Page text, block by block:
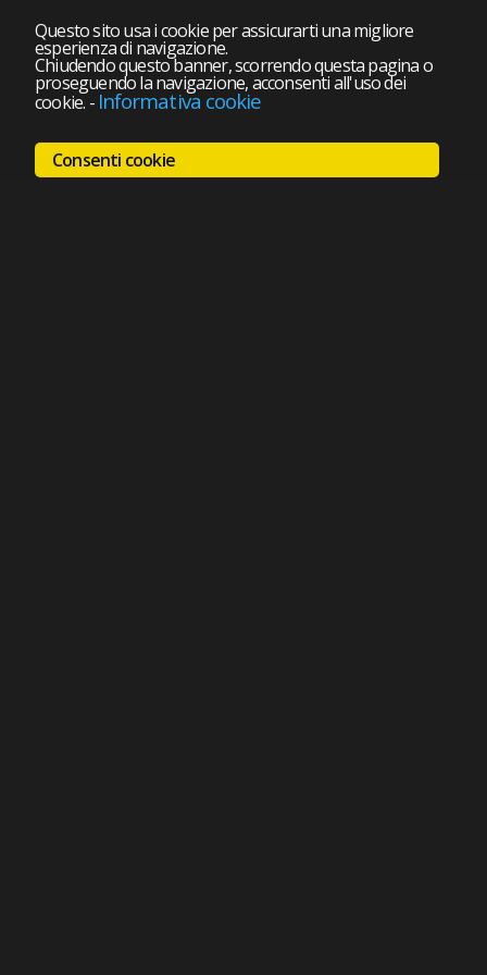
Questo sito usa i cookie per assicurarti una migliore
esperienza di navigazione.
Chiudendo questo banner, scorrendo questa pagina o
proseguendo la navigazione, acconsenti all'uso dei
cookie. - Informativa cookie
Consenti cookie